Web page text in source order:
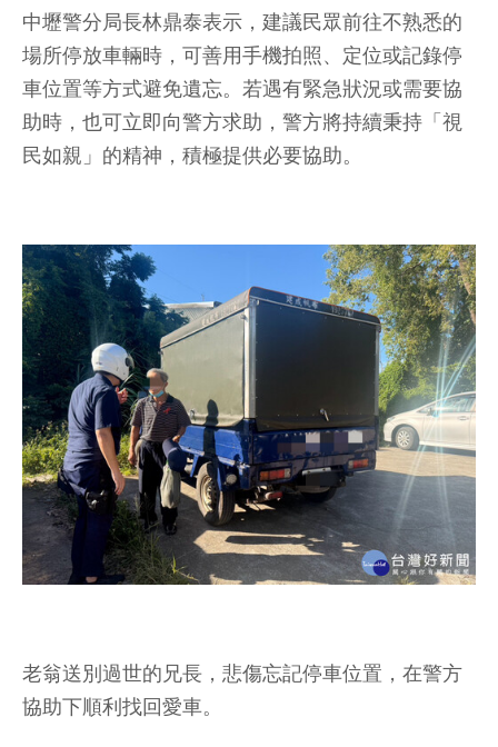
中壢警分局長林鼎泰表示，建議民眾前往不熟悉的
場所停放車輛時，可善用手機拍照、定位或記錄停
車位置等方式避免遺忘。若遇有緊急狀況或需要協
助時，也可立即向警方求助，警方將持續秉持「視
民如親」的精神，積極提供必要協助。
老翁送別過世的兄長，悲傷忘記停車位置，在警方
協助下順利找回愛車。